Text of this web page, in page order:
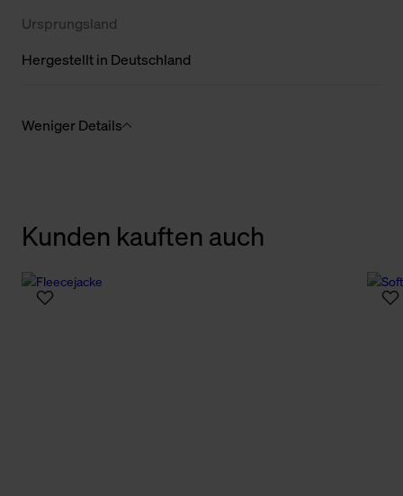
Ursprungsland
Hergestellt in Deutschland
Weniger Details
Kunden kauften auch